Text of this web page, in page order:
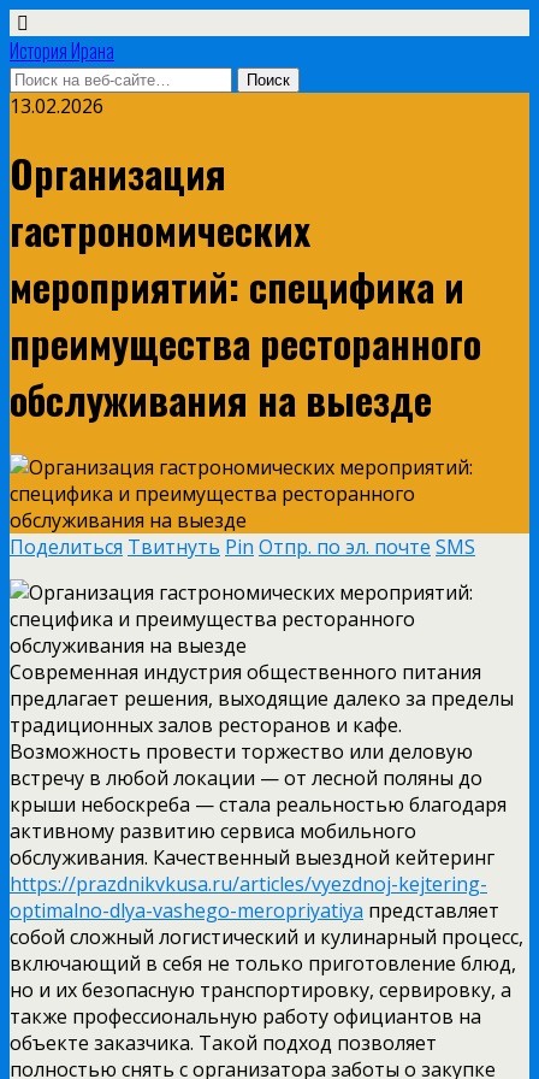
История Ирана
13.02.2026
Организация
гастрономических
мероприятий: специфика и
преимущества ресторанного
обслуживания на выезде
Поделиться Твитнуть Pin Отпр. по эл. почте SMS
Современная индустрия общественного питания
предлагает решения, выходящие далеко за пределы
традиционных залов ресторанов и кафе.
Возможность провести торжество или деловую
встречу в любой локации — от лесной поляны до
крыши небоскреба — стала реальностью благодаря
активному развитию сервиса мобильного
обслуживания. Качественный выездной кейтеринг
https://prazdnikvkusa.ru/articles/vyezdnoj-kejtering-
optimalno-dlya-vashego-meropriyatiya представляет
собой сложный логистический и кулинарный процесс,
включающий в себя не только приготовление блюд,
но и их безопасную транспортировку, сервировку, а
также профессиональную работу официантов на
объекте заказчика. Такой подход позволяет
полностью снять с организатора заботы о закупке